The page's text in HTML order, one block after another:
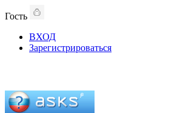
Гость
ВХОД
Зарегистрироваться